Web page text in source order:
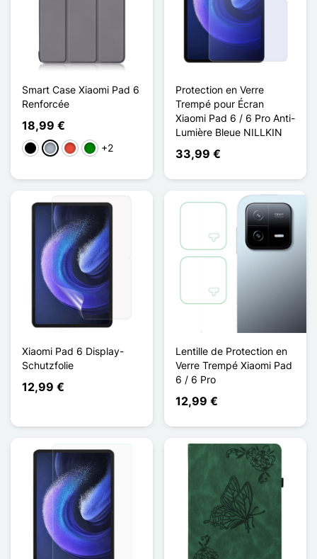
Smart Case Xiaomi Pad 6
Renforcée
18,99 €
Schwarz
GrauRot Grün+2
Protection en Verre
Trempé pour Écran
Xiaomi Pad 6 / 6 Pro Anti-
Lumière Bleue NILLKIN
33,99 €
Xiaomi Pad 6 Display-
Schutzfolie
12,99 €
Lentille de Protection en
Verre Trempé Xiaomi Pad
6 / 6 Pro
12,99 €